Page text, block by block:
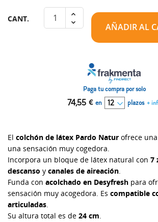
El colchón de látex Pardo Natur ofrece
una sensación muy cogedora.
Incorpora un bloque de látex natural con 7
descanso y canales de aireación.
Funda con acolchado en Desyfresh para
sensación muy acogedora. Es compatible
articuladas.
Su altura total es de 24 cm.
CANT.
AÑADIR AL
Paga tu compra por solo
74,55 € en plazos +